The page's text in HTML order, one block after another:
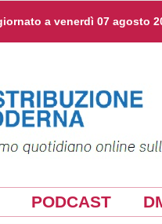
a venerdì 07 agosto
PODCAST